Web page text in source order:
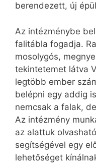
berendezett, új
Az intézménybe
falitábla fogadja.
mosolygós,
tekintetemet látva
legtöbb ember
belépni egy addig
nemcsak a falak,
Az intézmény
az alattuk
segítségével egy
lehetőséget